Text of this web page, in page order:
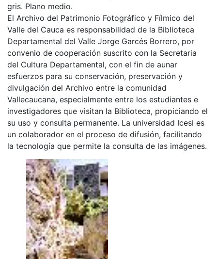
gris. Plano medio.
El Archivo del Patrimonio Fotográfico y Fílmico del
Valle del Cauca es responsabilidad de la Biblioteca
Departamental del Valle Jorge Garcés Borrero, por
convenio de cooperación suscrito con la Secretaria
del Cultura Departamental, con el fin de aunar
esfuerzos para su conservación, preservación y
divulgación del Archivo entre la comunidad
Vallecaucana, especialmente entre los estudiantes e
investigadores que visitan la Biblioteca, propiciando el
su uso y consulta permanente. La universidad Icesi es
un colaborador en el proceso de difusión, facilitando
la tecnología que permite la consulta de las imágenes.